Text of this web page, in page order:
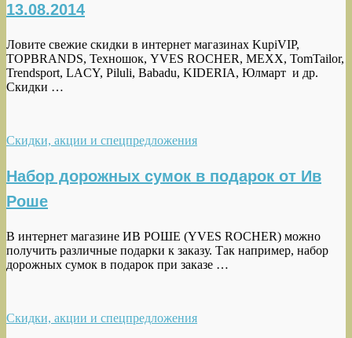
13.08.2014
Ловите свежие скидки в интернет магазинах KupiVIP,
TOPBRANDS, Техношок, YVES ROCHER, MEXX, TomTailor,
Trendsport, LACY, Piluli, Babadu, KIDERIA, Юлмарт и др.
Скидки …
Скидки, акции и спецпредложения
Набор дорожных сумок в подарок от Ив
Роше
В интернет магазине ИВ РОШЕ (YVES ROCHER) можно
получить различные подарки к заказу. Так например, набор
дорожных сумок в подарок при заказе …
Скидки, акции и спецпредложения